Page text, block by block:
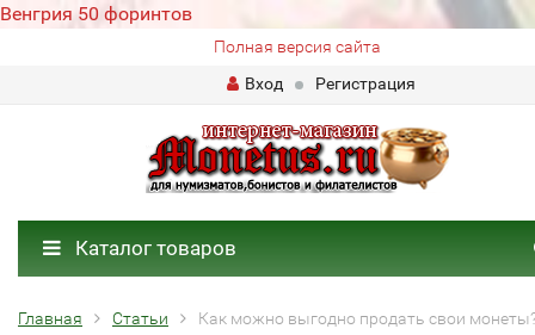
Венгрия 50 форинтов
Полная версия сайта
Вход
Регистрация
Каталог товаров
Главная Статьи Как можно выгодно продать свои